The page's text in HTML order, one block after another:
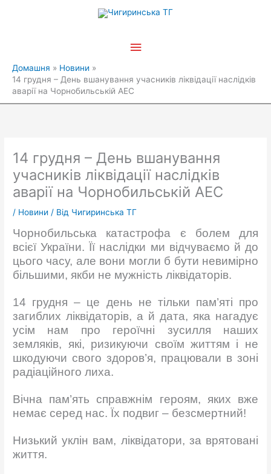
Головне
Домашня
Новини
14 грудня – День вшанування учасників ліквідації наслідків
аварії на Чорнобильській АЕС
14 грудня – День вшанування
учасників ліквідації наслідків
аварії на Чорнобильській АЕС
/ Новини / Від Чигиринська ТГ
Чорнобильська катастрофа є болем для
всієї України. Її наслідки ми відчуваємо й до
цього часу, але вони могли б бути невимірно
більшими, якби не мужність ліквідаторів.
14 грудня – це день не тільки пам’яті про
загиблих ліквідаторів, а й дата, яка нагадує
усім нам про героїчні зусилля наших
земляків, які, ризикуючи своїм життям і не
шкодуючи свого здоров’я, працювали в зоні
радіаційного лиха.
Вічна пам’ять справжнім героям, яких вже
немає серед нас. Їх подвиг – безсмертний!
Низький уклін вам, ліквідатори, за врятовані
життя.